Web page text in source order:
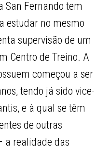
San Fernando tem
estudar no mesmo
supervisão de um
Centro de Treino. A
começou a ser
tendo já sido vice-
e à qual se têm
de outras
a realidade das